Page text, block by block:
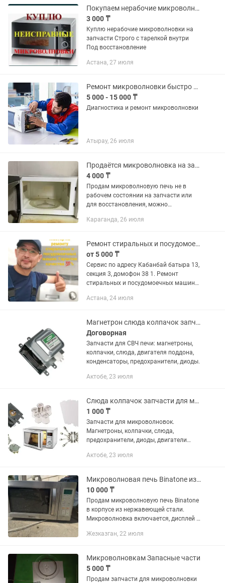
Покупаем нерабочие микроволновки на запчасти
3 000 ₸
Куплю нерабочие микроволновки на
запчасти Строго с тарелкой внутри
Под восстановление
Астана, 27 июля
Ремонт микроволновки быстро и качественно, запчасти в наличии, стаж более 8
5 000 - 15 000 ₸
Диагностика и ремонт микроволновки
Атырау, 26 июля
Продаётся микроволновка на запчасти или для восстановления
4 000 ₸
Продам микроволновую печь не в
рабочем состоянии на запчасти или
для восстановления, можно
Караганда, 26 июля
Ремонт стиральных и посудомоечных машин, сушилки и другая техника.
от 5 000 ₸
Сервис по адресу Кабанбай батыра 13,
секция 3, домофон 38 1. Ремонт
стиральных и посудомоечных машин
мелкой бытовой техники, пылесосы,
Астана, 24 июля
Магнетрон слюда колпачок запчасти Микроволновки СВЧ
Договорная
Запчасти для СВЧ печи: магнетроны,
колпачки, слюда, двигателя поддона,
конденсаторы, предохранители, диоды.
Актобе, 23 июля
Слюда колпачок запчасти для микроволновой микроволновки микроволновок свч
1 000 ₸
Запчасти для микроволновок.
Магнетроны, колпачки, слюда,
предохранители, диоды, двигатели
Актобе, 23 июля
Микроволновая печь Binatone из нержавеющей стали под ремонт
10 000 ₸
Продам микроволновую печь Binatone
в корпусе из нержавеющей стали.
Микроволновка включается, дисплей и
и крутилка в комплекте. Важно: при
Жезказган, 22 июля
Микроволновкам Запасные части
5 000 ₸
Продам запчасти для микроволновки